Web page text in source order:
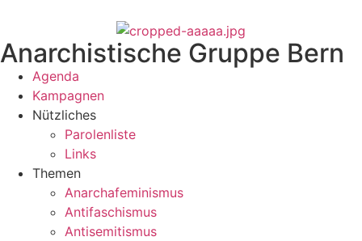
Anarchistische Gruppe Bern
Agenda
Kampagnen
Nützliches
Parolenliste
Links
Themen
Anarchafeminismus
Antifaschismus
Antisemitismus